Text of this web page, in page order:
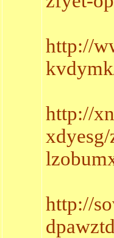
http://
http://
http://